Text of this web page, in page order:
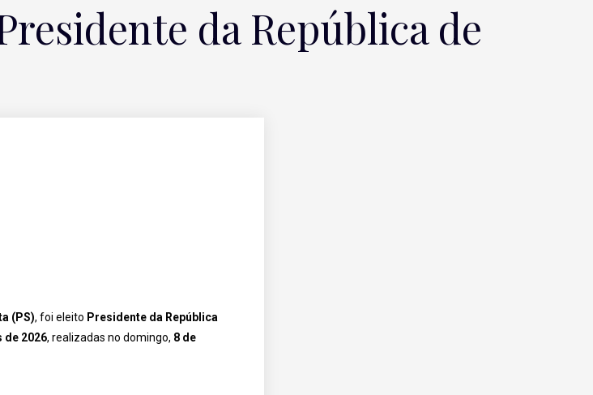
da República de
(PS), foi eleito Presidente da República
de 2026, realizadas no domingo, 8 de